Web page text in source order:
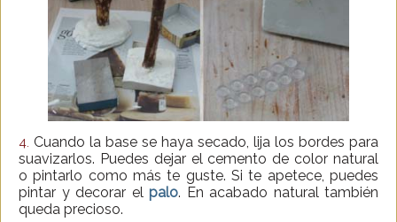
4. Cuando la base se haya secado, lija los bordes para
suavizarlos. Puedes dejar el cemento de color natural
o pintarlo como más te guste. Si te apetece, puedes
pintar y decorar el palo. En acabado natural también
queda precioso.